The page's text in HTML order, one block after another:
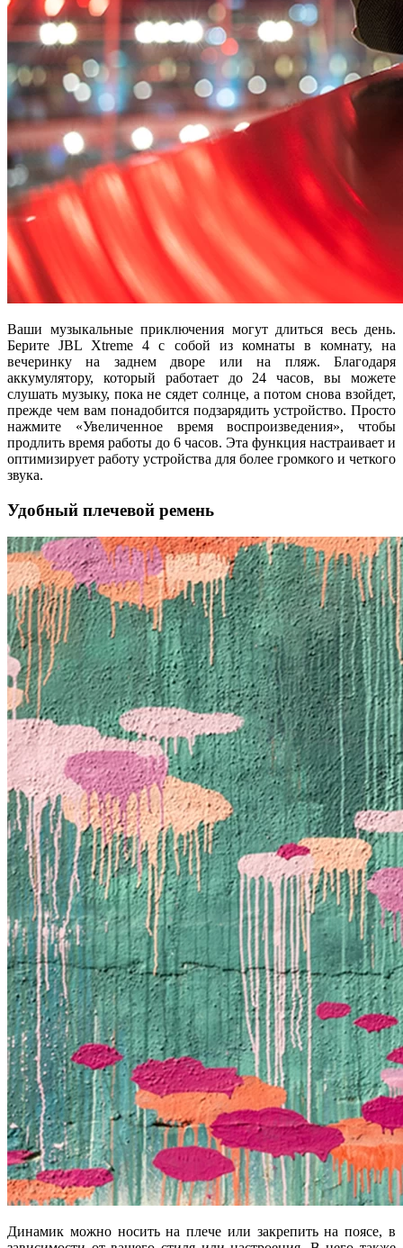
Ваши музыкальные приключения могут длиться весь день.
Берите JBL Xtreme 4 с собой из комнаты в комнату, на
вечеринку на заднем дворе или на пляж. Благодаря
аккумулятору, который работает до 24 часов, вы можете
слушать музыку, пока не сядет солнце, а потом снова взойдет,
прежде чем вам понадобится подзарядить устройство. Просто
нажмите «Увеличенное время воспроизведения», чтобы
продлить время работы до 6 часов. Эта функция настраивает и
оптимизирует работу устройства для более громкого и четкого
звука.
Удобный плечевой ремень
Динамик можно носить на плече или закрепить на поясе, в